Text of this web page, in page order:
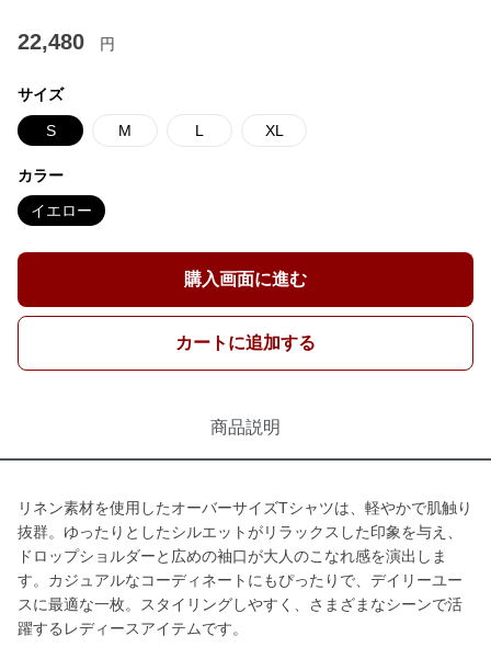
22,480 円
サイズ
S M L XL
カラー
イエロー
購入画面に進む
カートに追加する
商品説明
リネン素材を使用したオーバーサイズTシャツは、軽やかで肌触り
抜群。ゆったりとしたシルエットがリラックスした印象を与え、
ドロップショルダーと広めの袖口が大人のこなれ感を演出しま
す。カジュアルなコーディネートにもぴったりで、デイリーユー
スに最適な一枚。スタイリングしやすく、さまざまなシーンで活
躍するレディースアイテムです。